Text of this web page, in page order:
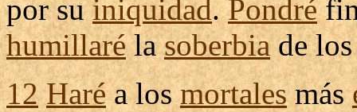
por suiniquidad.Pondré
humillarélasoberbiade
12 Haréa losmortalesmás